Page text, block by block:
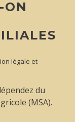
ON
légale et
du
(MSA).